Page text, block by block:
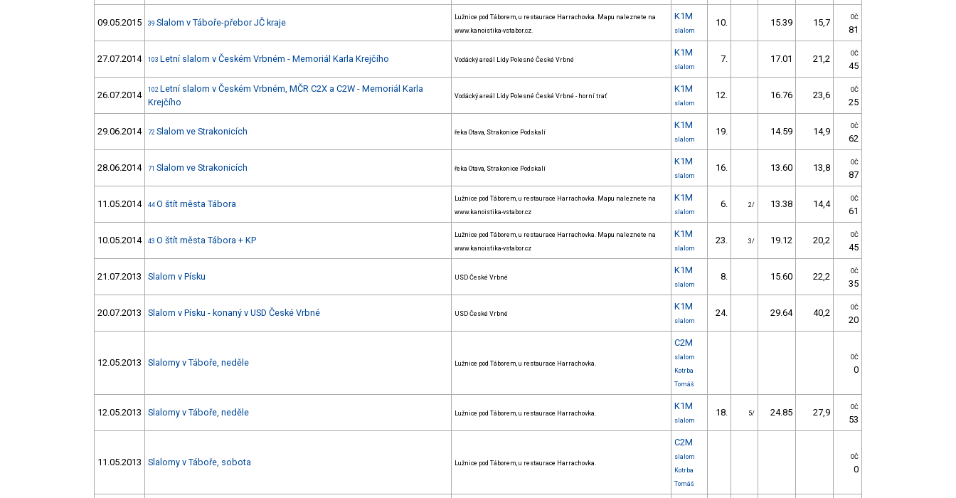
09.05.2015 39 Slalom v Táboře-přebor JČ kraje
Lužnice pod Táborem, u restaurace Harrachovka. Mapu naleznete na
www.kanoistika-vstabor.cz.
K1M
slalom
10. 15.39 15,7 OČ
81
27.07.2014 103 Letní slalom v Českém Vrbném - Memoriál Karla Krejčího Vodácký areál Lídy Polesné České Vrbné
K1M
slalom
7. 17.01 21,2 OČ
45
26.07.2014 102 Letní slalom v Českém Vrbném, MČR C2X a C2W - Memoriál Karla
Krejčího
Vodácký areál Lídy Polesné České Vrbné - horní trať
K1M
slalom
12. 16.76 23,6 OČ
25
29.06.2014 72 Slalom ve Strakonicích řeka Otava, Strakonice Podskalí
K1M
slalom
19. 14.59 14,9 OČ
62
28.06.2014 71 Slalom ve Strakonicích řeka Otava, Strakonice Podskalí
K1M
slalom
16. 13.60 13,8 OČ
87
11.05.2014 44 O štít města Tábora
Lužnice pod Táborem, u restaurace Harrachovka. Mapu naleznete na
www.kanoistika-vstabor.cz
K1M
slalom
6. 2/ 13.38 14,4 OČ
61
10.05.2014 43 O štít města Tábora + KP
Lužnice pod Táborem, u restaurace Harrachovka. Mapu naleznete na
www.kanoistika-vstabor.cz
K1M
slalom
23. 3/ 19.12 20,2 OČ
45
21.07.2013 Slalom v Písku USD České Vrbné
K1M
slalom
8. 15.60 22,2 OČ
35
20.07.2013 Slalom v Písku - konaný v USD České Vrbné USD České Vrbné
K1M
slalom
24. 29.64 40,2 OČ
20
12.05.2013 Slalomy v Táboře, neděle Lužnice pod Táborem, u restaurace Harrachovka.
C2M
slalom
Kotrba
Tomáš
OČ
0
12.05.2013 Slalomy v Táboře, neděle Lužnice pod Táborem, u restaurace Harrachovka.
K1M
slalom
18. 5/ 24.85 27,9 OČ
53
11.05.2013 Slalomy v Táboře, sobota Lužnice pod Táborem, u restaurace Harrachovka.
C2M
slalom
Kotrba
Tomáš
OČ
0